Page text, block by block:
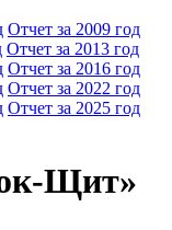
Отчет за 2009 год
Отчет за 2013 год
Отчет за 2016 год
Отчет за 2022 год
Отчет за 2025 год
Щит»